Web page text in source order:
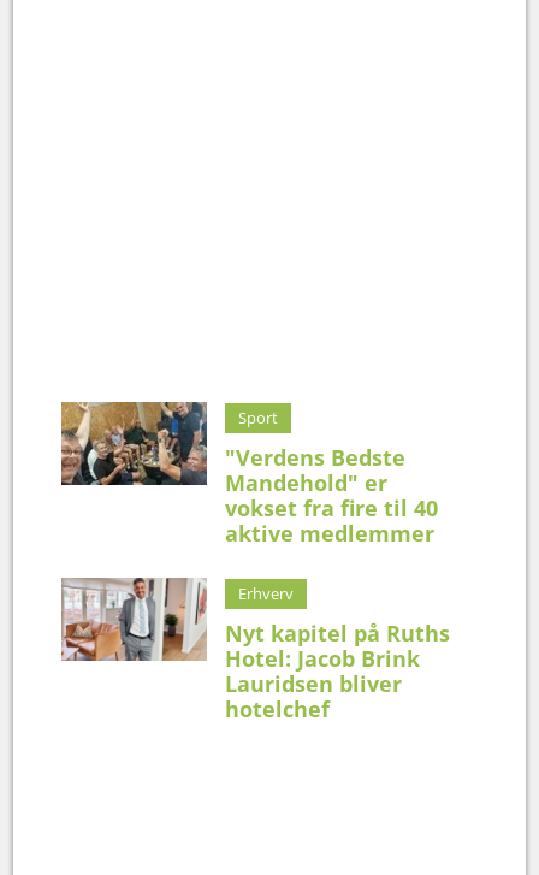
Sport
"Verdens Bedste
Mandehold" er
vokset fra fire til 40
aktive medlemmer
Erhverv
Nyt kapitel på Ruths
Hotel: Jacob Brink
Lauridsen bliver
hotelchef